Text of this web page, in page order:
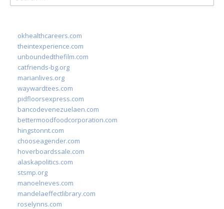
for:
okhealthcareers.com
theintexperience.com
unboundedthefilm.com
catfriends-bg.org
marianlives.org
waywardtees.com
pidfloorsexpress.com
bancodevenezuelaen.com
bettermoodfoodcorporation.com
hingstonnt.com
chooseagender.com
hoverboardssale.com
alaskapolitics.com
stsmp.org
manoelneves.com
mandelaeffectlibrary.com
roselynns.com